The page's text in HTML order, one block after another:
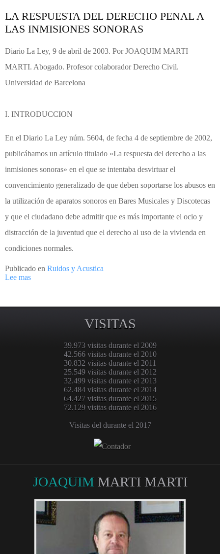
LA RESPUESTA DEL DERECHO PENAL A
LAS INMISIONES SONORAS
Diario La Ley, 9 de abril de 2003. Por JOAQUIM MARTI
MARTI. Abogado. Profesor colaborador Derecho Civil.
Universidad de Barcelona
I. INTRODUCCION
En el Diario La Ley núm. 5604, de fecha 4 de septiembre de 2002,
publicábamos un artículo titulado «La respuesta del derecho a las
inmisiones sonoras» en el que se intentaba desvirtuar el
convencimiento generalizado de que deben soportarse los abusos en
la utilización de aparatos sonoros en Bares Musicales y Discotecas
y que el ciudadano debe admitir que es más importante el ocio y
distracción de la juventud que el derecho al uso de la vivienda en
condiciones normales.
Publicado en Ruidos y Acustica
Lee mas
VISITAS
39.973 visitas durante el 2009
42.566 visitas durante el 2010
30.832 visitas durante el 2011
25.549 visitas durante el 2012
32.499 visitas durante el 2013
62.484 visitas durante el 2014
64.427 visitas durante el 2015
72.129 visitas durante el 2016
Visitas del durante el 2017
JOAQUIM MARTI MARTI